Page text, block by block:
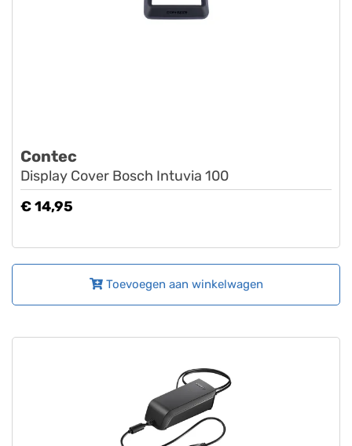
Contec
Display Cover Bosch Intuvia 100
€ 14,95
Toevoegen aan winkelwagen